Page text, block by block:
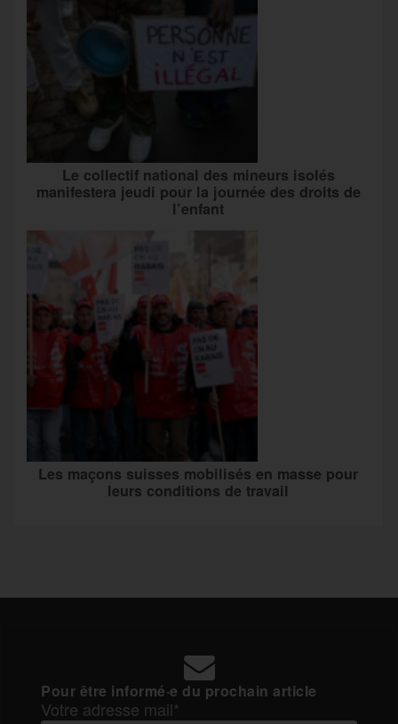
Le collectif national des mineurs isolés
manifestera jeudi pour la journée des droits de
l’enfant
Les maçons suisses mobilisés en masse pour
leurs conditions de travail
Pour être informé·e du prochain article
Votre adresse mail*